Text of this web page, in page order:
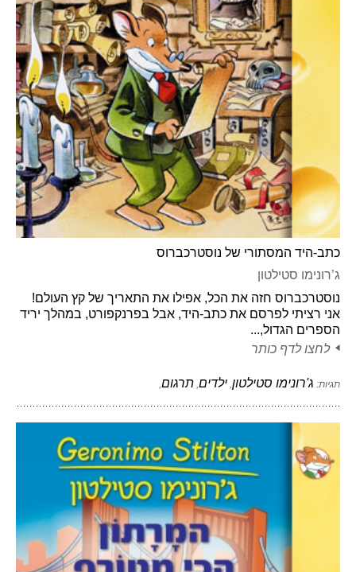
כתב-היד המסתורי של נוסטרכברוס
ג’רונימו סטילטון
נוסטרכברוס חזה את הכל, אפילו את התאריך של קץ העולם!
אני רציתי לפרסם את כתב-היד, אבל בפרנקפורט, במהלך יריד
הספרים הגדול,...
לחצו לדף כותר
תגיות: ג'רונימו סטילטון, ילדים, תרגום,